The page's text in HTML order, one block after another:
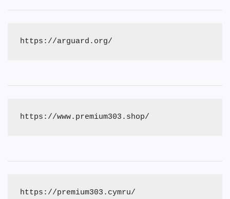
https://arguard.org/
https://www.premium303.shop/
https://premium303.cymru/